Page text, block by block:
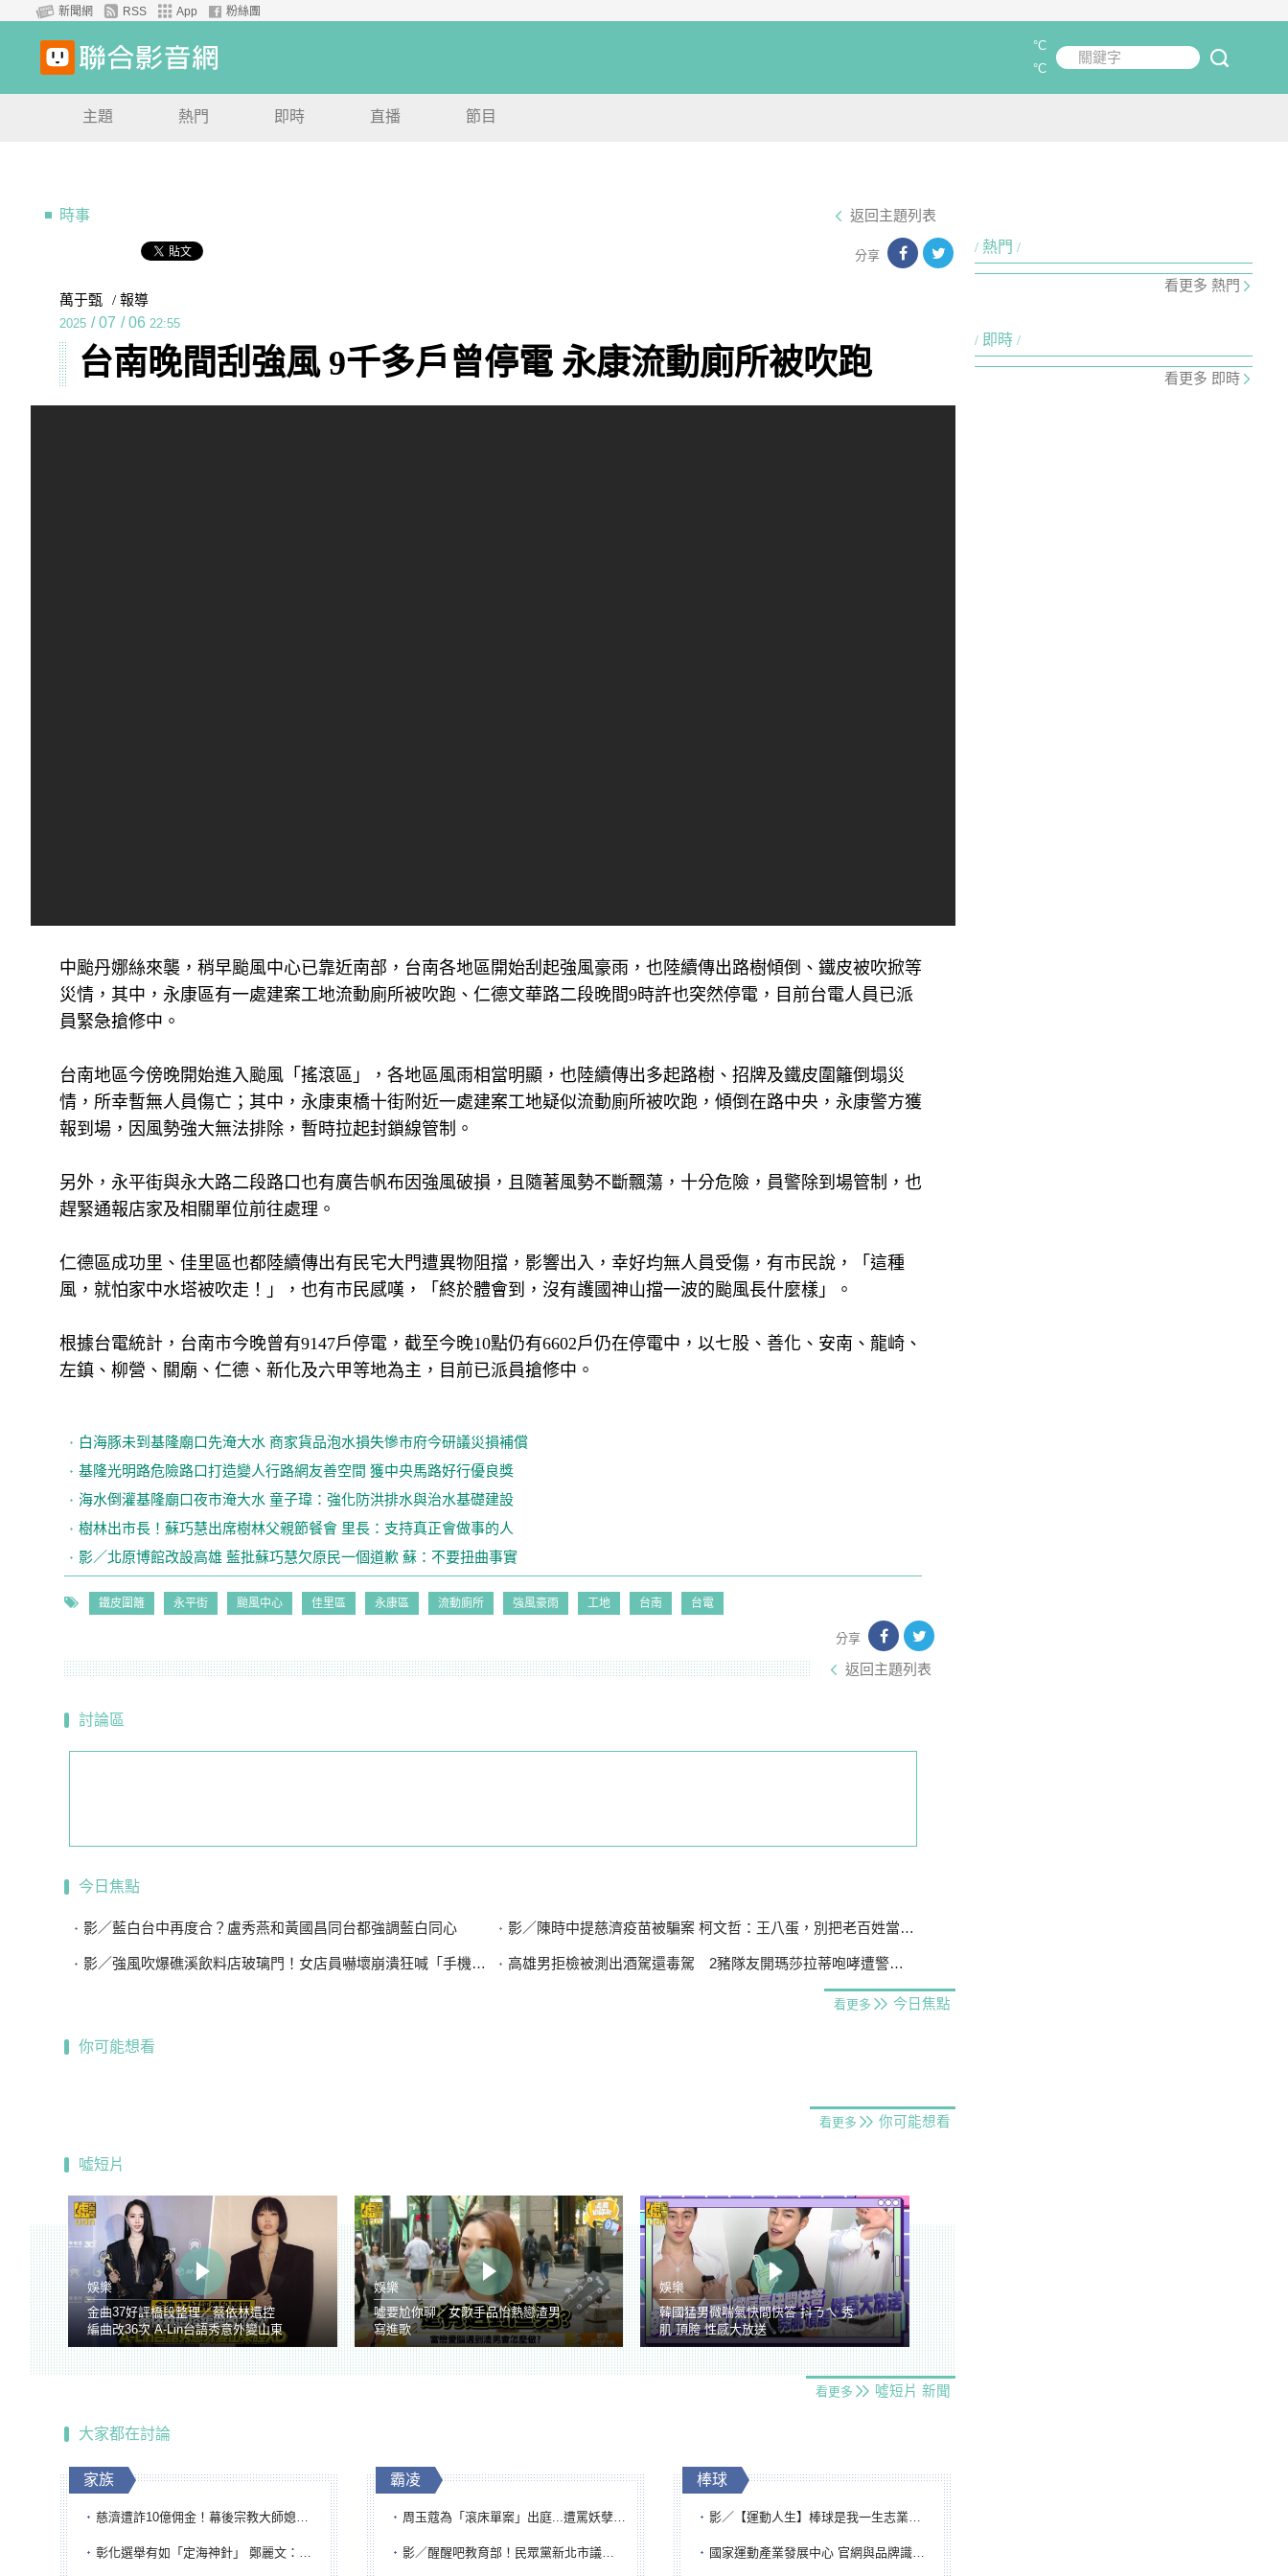
新聞網 RSS App 粉絲團
關鍵字
°C
°C
主題 熱門 即時 直播 節目
時事 返回主題列表
分享
萬于甄 / 報導
2025 / 07 / 06 22:55
台南晚間刮強風 9千多戶曾停電 永康流動廁所被吹跑
中颱丹娜絲來襲，稍早颱風中心已靠近南部，台南各地區開始刮起強風豪雨，也陸續傳出路樹傾倒、鐵皮被吹掀等
災情，其中，永康區有一處建案工地流動廁所被吹跑、仁德文華路二段晚間9時許也突然停電，目前台電人員已派
員緊急搶修中。
台南地區今傍晚開始進入颱風「搖滾區」，各地區風雨相當明顯，也陸續傳出多起路樹、招牌及鐵皮圍籬倒塌災
情，所幸暫無人員傷亡；其中，永康東橋十街附近一處建案工地疑似流動廁所被吹跑，傾倒在路中央，永康警方獲
報到場，因風勢強大無法排除，暫時拉起封鎖線管制。
另外，永平街與永大路二段路口也有廣告帆布因強風破損，且隨著風勢不斷飄蕩，十分危險，員警除到場管制，也
趕緊通報店家及相關單位前往處理。
仁德區成功里、佳里區也都陸續傳出有民宅大門遭異物阻擋，影響出入，幸好均無人員受傷，有市民說，「這種
風，就怕家中水塔被吹走！」，也有市民感嘆，「終於體會到，沒有護國神山擋一波的颱風長什麼樣」。
根據台電統計，台南市今晚曾有9147戶停電，截至今晚10點仍有6602戶仍在停電中，以七股、善化、安南、龍崎、
左鎮、柳營、關廟、仁德、新化及六甲等地為主，目前已派員搶修中。
白海豚未到基隆廟口先淹大水 商家貨品泡水損失慘市府今研議災損補償
基隆光明路危險路口打造變人行路網友善空間 獲中央馬路好行優良獎
海水倒灌基隆廟口夜市淹大水 童子瑋：強化防洪排水與治水基礎建設
樹林出市長！蘇巧慧出席樹林父親節餐會 里長：支持真正會做事的人
影／北原博館改設高雄 藍批蘇巧慧欠原民一個道歉 蘇：不要扭曲事實
鐵皮圍籬 永平街 颱風中心 佳里區 永康區 流動廁所 強風豪雨 工地 台南 台電
分享
返回主題列表
討論區
今日焦點
影／藍白台中再度合？盧秀燕和黃國昌同台都強調藍白同心 影／陳時中提慈濟疫苗被騙案 柯文哲：王八蛋，別把老百姓當白痴
影／強風吹爆礁溪飲料店玻璃門！女店員嚇壞崩潰狂喊「手機在哪？」 高雄男拒檢被測出酒駕還毒駕 2豬隊友開瑪莎拉蒂咆哮遭警壓制
看更多 今日焦點
你可能想看
看更多 你可能想看
噓短片
娛樂
金曲37好評橋段整理／蔡依林遭控
編曲改36次 A-Lin台語秀意外變山東
腔
娛樂
噓要尬你聊／女歌手品怡熱戀渣男
寫進歌
娛樂
韓國猛男微喘氣快問快答 抖ㄋㄟ 秀
肌 頂胯 性感大放送
看更多 噓短片 新聞
大家都在討論
家族
慈濟遭詐10億佣金！幕後宗教大師媳婦獲100萬交保...快步奔離不發一語
彰化選舉有如「定海神針」 鄭麗文：傾全黨之力讓彰化贏
霸凌
周玉蔻為「滾床單案」出庭...遭罵妖孽下地獄 張淑娟批：舌頭殺人有罪
影／醒醒吧教育部！民眾黨新北市議員參選人提出校園反毒防線升級政見
棒球
影／【運動人生】棒球是我一生志業！李文傳回嘉義扎根點亮KANO精神
國家運動產業發展中心 官網與品牌識別標誌重磅啟用
熱門
看更多 熱門
即時
看更多 即時